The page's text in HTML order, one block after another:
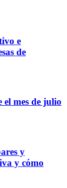
e
de
mes de julio
y
y cómo